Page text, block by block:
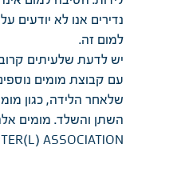
נדירים אנו לא יודעים
למום זה.
יש לדעת שלעיתים
עם קבוצת מומים
שלאחר הלידה, כגון
השתן והשלד. מומים
ASSOCIATION